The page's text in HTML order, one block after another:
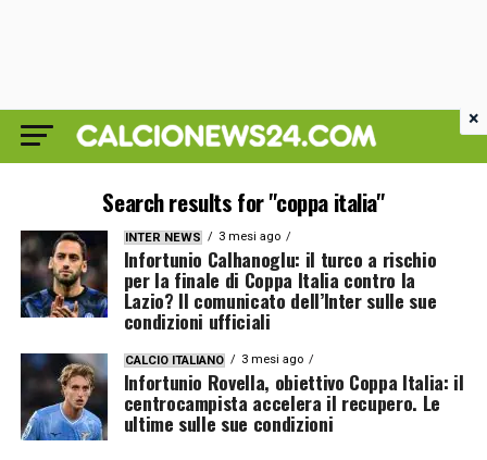
Search results for "coppa italia"
INTER NEWS 3 mesi ago
Infortunio Calhanoglu: il turco a rischio
per la finale di Coppa Italia contro la
Lazio? Il comunicato dell’Inter sulle sue
condizioni ufficiali
CALCIO ITALIANO 3 mesi ago
Infortunio Rovella, obiettivo Coppa Italia: il
centrocampista accelera il recupero. Le
ultime sulle sue condizioni
×